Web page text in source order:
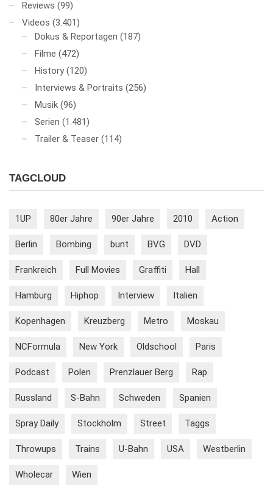
Reviews (99)
Videos (3.401)
Dokus & Reportagen (187)
Filme (472)
History (120)
Interviews & Portraits (256)
Musik (96)
Serien (1.481)
Trailer & Teaser (114)
TAGCLOUD
1UP 80er Jahre 90er Jahre 2010 Action
Berlin Bombing bunt BVG DVD
Frankreich Full Movies Graffiti Hall
Hamburg Hiphop Interview Italien
Kopenhagen Kreuzberg Metro Moskau
NCFormula New York Oldschool Paris
Podcast Polen Prenzlauer Berg Rap
Russland S-Bahn Schweden Spanien
Spray Daily Stockholm Street Taggs
Throwups Trains U-Bahn USA Westberlin
Wholecar Wien